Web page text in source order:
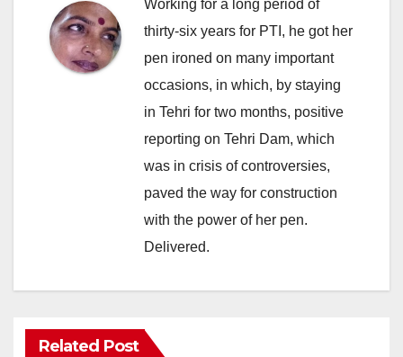
Working for a long period of
thirty-six years for PTI, he got her
pen ironed on many important
occasions, in which, by staying
in Tehri for two months, positive
reporting on Tehri Dam, which
was in crisis of controversies,
paved the way for construction
with the power of her pen.
Delivered.
Related Post